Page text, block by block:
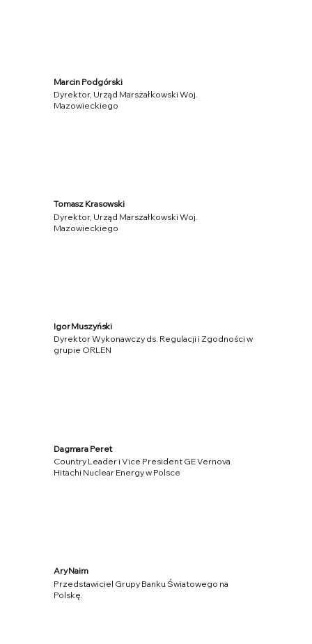
Marcin Podgórski
Dyrektor, Urząd Marszałkowski Woj.
Mazowieckiego
Tomasz Krasowski
Dyrektor, Urząd Marszałkowski Woj.
Mazowieckiego
Igor Muszyński
Dyrektor Wykonawczy ds. Regulacji i Zgodności w
grupie ORLEN
Dagmara Peret
Country Leader i Vice President GE Vernova
Hitachi Nuclear Energy w Polsce
Ary Naim
Przedstawiciel Grupy Banku Światowego na
Polskę.